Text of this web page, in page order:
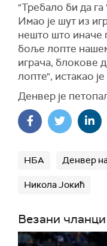
"Требало би да
Имао је шут из
нешто што иначе
боље лопте
играча, блокове
лопте", истакао
Денвер је
НБА Денвер
Никола Јокић
Везани чланци